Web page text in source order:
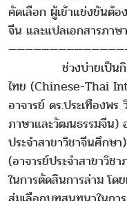
คัดเลือก ผู้เข้าแข่งขันต้อ
จีน และแปลเอกสารภาษ
ช่วงบ่ายเป็นกิจกร
ไทย (Chinese-Thai
อาจารย์ ดร.ประเทืองพร
ภาษาและวัฒนธรรมจีน)
ประจำสาขาวิชาจีนศึกษ
(อาจารย์ประจำสาขาวิช
ในการตัดสินการล่าม โด